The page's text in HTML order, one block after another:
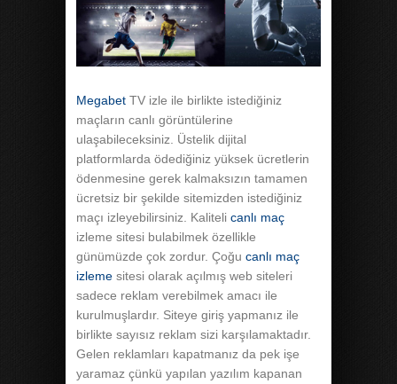
Megabet TV izle ile birlikte istediğiniz
maçların canlı görüntülerine
ulaşabileceksiniz. Üstelik dijital
platformlarda ödediğiniz yüksek ücretlerin
ödenmesine gerek kalmaksızın tamamen
ücretsiz bir şekilde sitemizden istediğiniz
maçı izleyebilirsiniz. Kaliteli canlı maç
izleme sitesi bulabilmek özellikle
günümüzde çok zordur. Çoğu canlı maç
izleme sitesi olarak açılmış web siteleri
sadece reklam verebilmek amacı ile
kurulmuşlardır. Siteye giriş yapmanız ile
birlikte sayısız reklam sizi karşılamaktadır.
Gelen reklamları kapatmanız da pek işe
yaramaz çünkü yapılan yazılım kapanan